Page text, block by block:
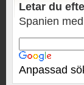
Letar du
Spanien
Anpassad